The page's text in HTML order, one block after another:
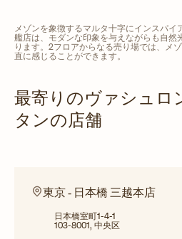
メゾンを象徴するマルタ十字にインスパ
艦店は、モダンな印象を与えながらも自然
ります。2フロアからなる売り場では、メ
直に感じることができます。
最寄りのヴァシュロ
タンの店舗
東京 ‐ 日本橋 三越本店
日本橋室町1-4-1
103-8001, 中央区